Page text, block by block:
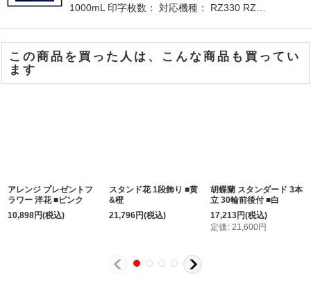
1000mL 印字枚数： 対応機種： RZ330 RZ…
この商品を買った人は、こんな商品も買ってい
ます
アレンジ プレゼントフ
ラワー 洋花 ■ピンク
10,898円(税込)
スタンド花 1段飾り ■黄
&橙
21,796円(税込)
胡蝶蘭 スタンダード 3本
立 30輪前後付 ■白
17,213円(税込)
定価 : 21,600円